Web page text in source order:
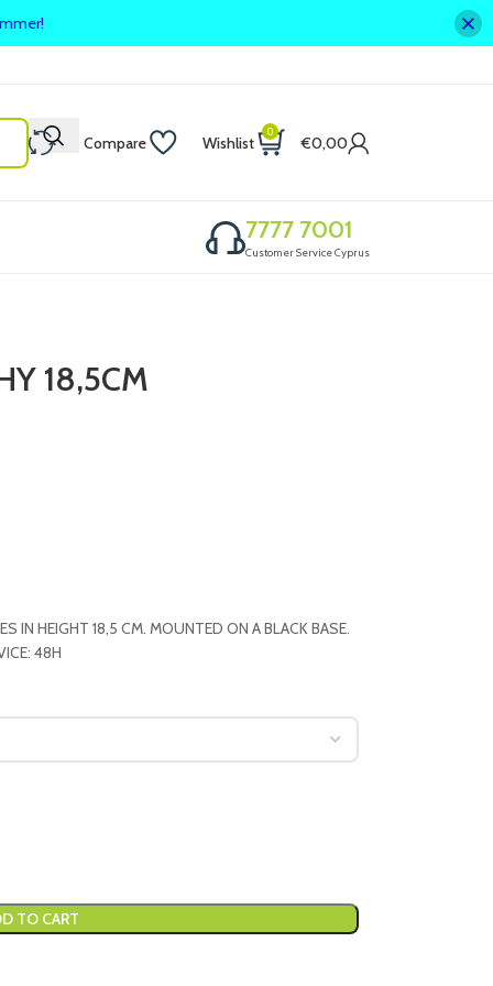
Compare Wishlist
0
€0,00
7777 7001
Customer Service Cyprus
18,5CM
IN HEIGHT 18,5 CM. MOUNTED ON A BLACK BASE.
48H
TO CART